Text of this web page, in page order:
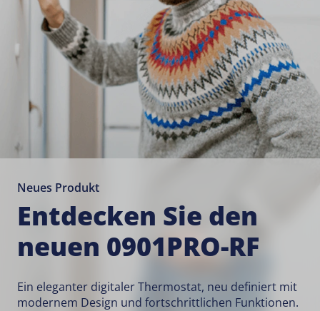
Neues Produkt
Entdecken Sie den
neuen 0901PRO-RF
Ein eleganter digitaler Thermostat, neu definiert mit
modernem Design und fortschrittlichen Funktionen.